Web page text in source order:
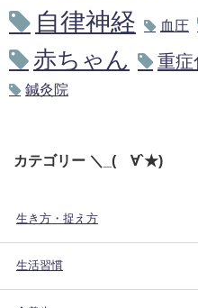
自律神経 血圧
赤ちゃん 重症
鍼灸院
カテゴリー ＼_(´∀`★)
生き方・捉え方
生活習慣